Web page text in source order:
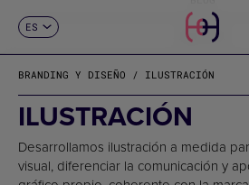
ES
FR
DE
IT
PT
CONTACTO
BRANDING Y DISEÑO / ILUSTRACIÓN
ILUSTRACIÓN
Desarrollamos ilustración a medida
visual, diferenciar la comunicación y